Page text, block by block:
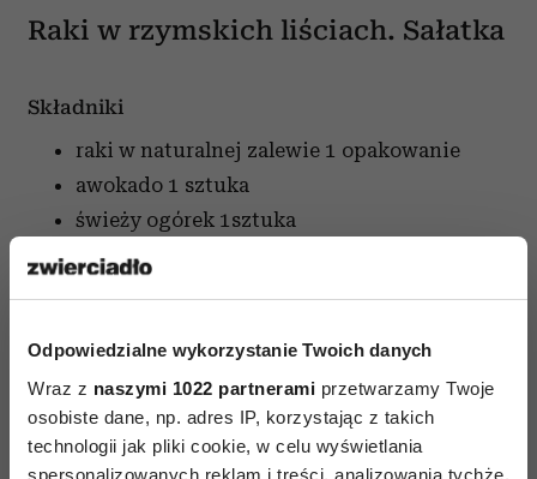
Odpowiedzialne wykorzystanie Twoich danych
Wraz z naszymi 1022 partnerami przetwarzamy Twoje
osobiste dane, np. adres IP, korzystając z takich
technologii jak pliki cookie, w celu wyświetlania
spersonalizowanych reklam i treści, analizowania tychże,
Raki w rzymskich liściach. Sałatka
Składniki
raki w naturalnej zalewie 1 opakowanie
awokado 1 sztuka
świeży ogórek 1sztuka
szczypiorek
sól i biały pieprz do smaku
mielona czerwona ostra papryka 1 łyżeczka
sok z cytryny 1 łyżka
rzymska sałata mini
2 główki